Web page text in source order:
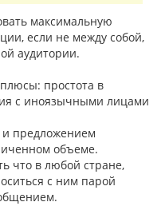
максимальную
если не между собой,
аудитории.
простота в
с иноязычными лицами
предложением
объеме.
что в любой стране,
с ним парой